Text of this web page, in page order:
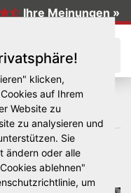
klicken,
auf Ihrem
Website zu
zu analysieren und
Sie
ändern oder alle
ablehnen"
um
Ihre Meinungen »